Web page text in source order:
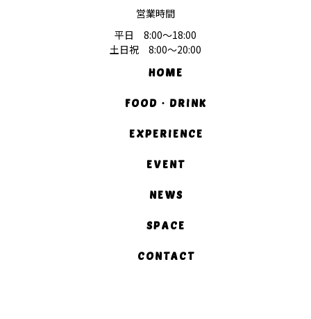
営業時間
平日 8:00〜18:00
土日祝 8:00〜20:00
HOME
FOOD・DRINK
EXPERIENCE
EVENT
NEWS
SPACE
CONTACT